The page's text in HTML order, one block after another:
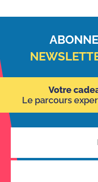
Votre
Le parcours